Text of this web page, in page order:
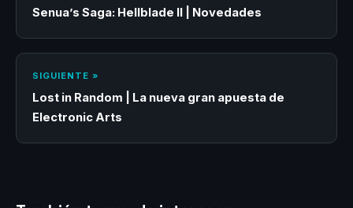
Senua’s Saga: Hellblade II | Novedades
SIGUIENTE »
Lost in Random | La nueva gran apuesta de
Electronic Arts